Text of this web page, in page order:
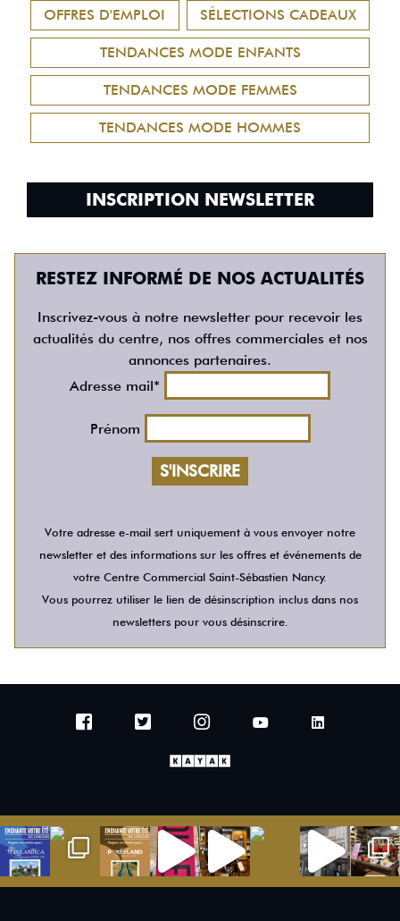
OFFRES D'EMPLOI SÉLECTIONS CADEAUX
TENDANCES MODE ENFANTS
TENDANCES MODE FEMMES
TENDANCES MODE HOMMES
INSCRIPTION NEWSLETTER
RESTEZ INFORMÉ DE NOS ACTUALITÉS
Inscrivez-vous à notre newsletter pour recevoir les
actualités du centre, nos offres commerciales et nos
annonces partenaires.
Adresse mail*
Prénom
Votre adresse e-mail sert uniquement à vous envoyer notre
newsletter et des informations sur les offres et événements de
votre Centre Commercial Saint-Sébastien Nancy.
Vous pourrez utiliser le lien de désinscription inclus dans nos
newsletters pour vous désinscrire.